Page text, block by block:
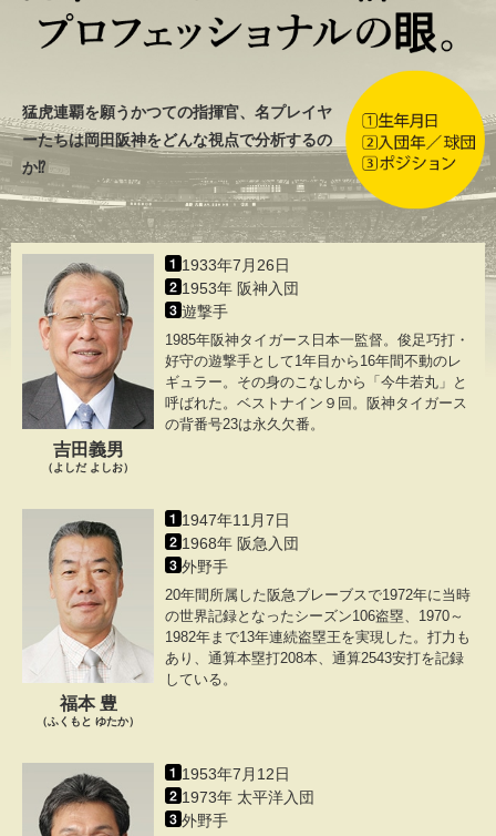
猛虎連覇を願うかつての指揮官、名プレイヤ
ーたちは岡田阪神をどんな視点で分析するの
か⁉
吉田義男
（よしだ よしお）
1933年7月26日
1953年 阪神入団
遊撃手
1985年阪神タイガース日本一監督。俊足巧打・
好守の遊撃手として1年目から16年間不動のレ
ギュラー。その身のこなしから「今牛若丸」と
呼ばれた。ベストナイン９回。阪神タイガース
の背番号23は永久欠番。
福本 豊
（ふくもと ゆたか）
1947年11月7日
1968年 阪急入団
外野手
20年間所属した阪急ブレーブスで1972年に当時
の世界記録となったシーズン106盗塁、1970～
1982年まで13年連続盗塁王を実現した。打力も
あり、通算本塁打208本、通算2543安打を記録
している。
1953年7月12日
1973年 太平洋入団
外野手